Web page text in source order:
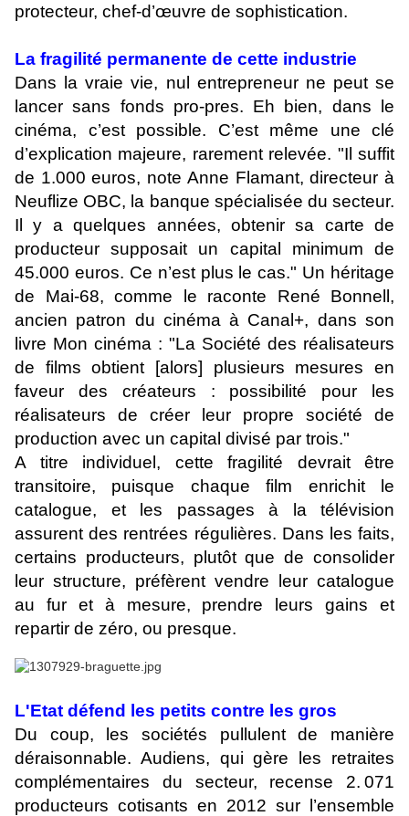
protecteur, chef-d’œuvre de sophistication.
La fragilité permanente de cette industrie
Dans la vraie vie, nul entrepreneur ne peut se
lancer sans fonds pro-pres. Eh bien, dans le
cinéma, c’est possible. C’est même une clé
d’explication majeure, rarement relevée. "Il suffit
de 1.000 euros, note Anne Flamant, directeur à
Neuflize OBC, la banque spécialisée du secteur.
Il y a quelques années, obtenir sa carte de
producteur supposait un capital minimum de
45.000 euros. Ce n’est plus le cas." Un héritage
de Mai-68, comme le raconte René Bonnell,
ancien patron du cinéma à Canal+, dans son
livre Mon cinéma : "La Société des réalisateurs
de films obtient [alors] plusieurs mesures en
faveur des créateurs : possibilité pour les
réalisateurs de créer leur propre société de
production avec un capital divisé par trois."
A titre individuel, cette fragilité devrait être
transitoire, puisque chaque film enrichit le
catalogue, et les passages à la télévision
assurent des rentrées régulières. Dans les faits,
certains producteurs, plutôt que de consolider
leur structure, préfèrent vendre leur catalogue
au fur et à mesure, prendre leurs gains et
repartir de zéro, ou presque.
L'Etat défend les petits contre les gros
Du coup, les sociétés pullulent de manière
déraisonnable. Audiens, qui gère les retraites
complémentaires du secteur, recense 2. 071
producteurs cotisants en 2012 sur l’ensemble